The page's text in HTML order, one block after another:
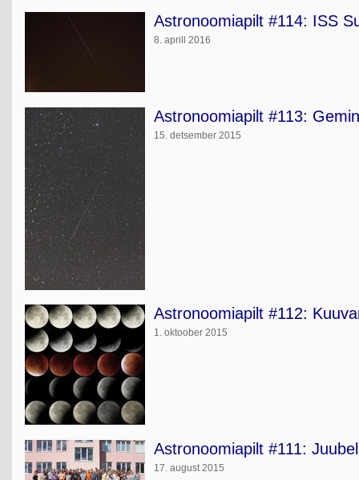
Astronoomiapilt #114: ISS
8. aprill 2016
Astronoomiapilt #113:
15. detsember 2015
Astronoomiapilt #112:
1. oktoober 2015
Astronoomiapilt #111:
17. august 2015